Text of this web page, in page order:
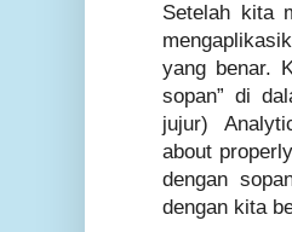
Setelah kita
yang benar.
sopan” di
jujur)
about
dengan
dengan kita